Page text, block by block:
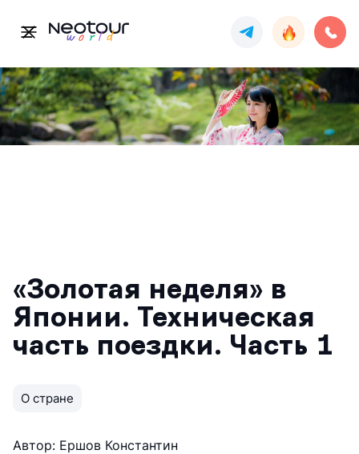
«Золотая неделя» в
Японии. Техническая
часть поездки. Часть 1
О стране
Автор: Ершов Константин